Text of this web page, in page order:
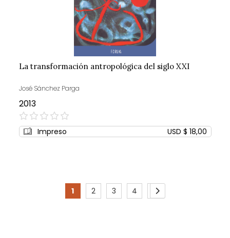
La transformación antropológica del siglo XXI
José Sánchez Parga
2013
0%
Impreso USD $ 18,00
Page
You're
1
Page
2
Page
3
Page
4
Page
5
Page
Siguiente